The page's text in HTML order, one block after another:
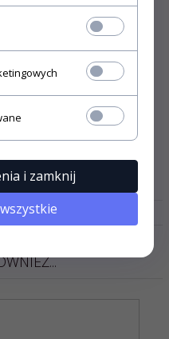
procesu
technologii
sprawia, że nadają się
27cm.
i zamknij